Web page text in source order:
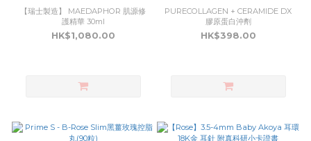
【瑞士製造】 MAEDAPHOR 肌源修
護精華 30ml
HK$1,080.00
PURECOLLAGEN + CERAMIDE DX
膠原蛋白沖劑
HK$398.00